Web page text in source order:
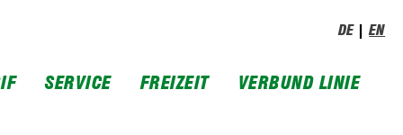
DE EN
SERVICE FREIZEIT VERBUND LINIE